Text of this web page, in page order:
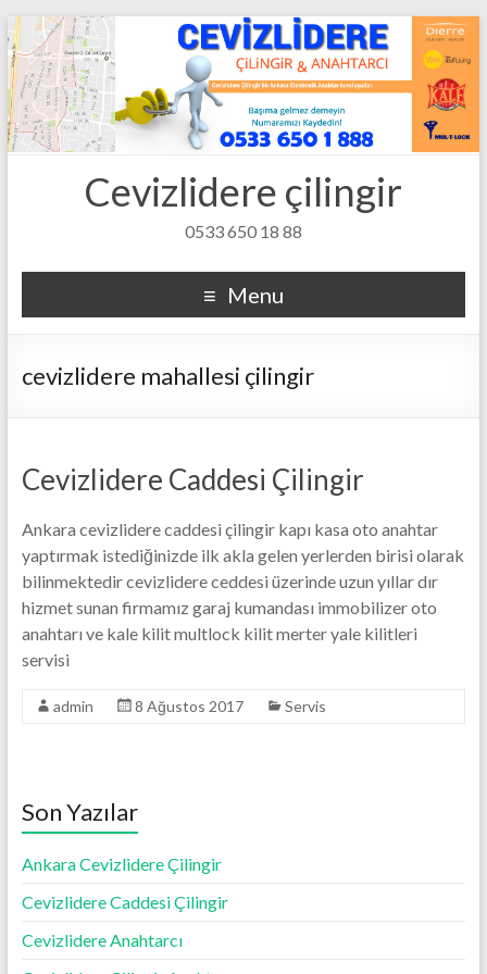
Cevizlidere çilingir
0533 650 18 88
Menu
cevizlidere mahallesi çilingir
Cevizlidere Caddesi Çilingir
Ankara cevizlidere caddesi çilingir kapı kasa oto anahtar
yaptırmak istediğinizde ilk akla gelen yerlerden birisi olarak
bilinmektedir cevizlidere ceddesi üzerinde uzun yıllar dır
hizmet sunan firmamız garaj kumandası immobilizer oto
anahtarı ve kale kilit multlock kilit merter yale kilitleri
servisi
admin 8 Ağustos 2017 Servis
Son Yazılar
Ankara Cevizlidere Çilingir
Cevizlidere Caddesi Çilingir
Cevizlidere Anahtarcı